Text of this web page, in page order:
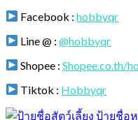
Facebook :hobbyqr
Line @ :@hobbyqr
Shopee :Shopee.co.th/
Tiktok : Hobbyqr